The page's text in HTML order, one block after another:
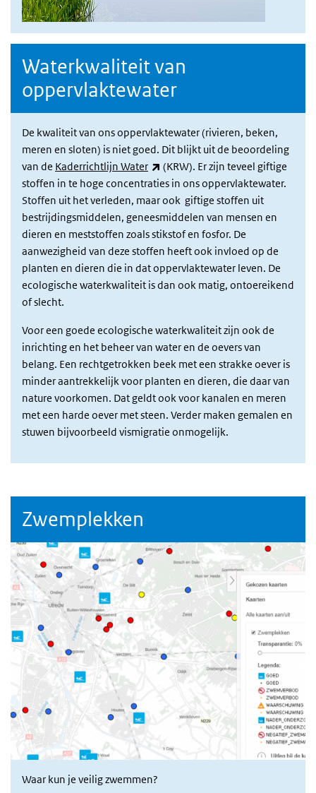
Waterkwaliteit van
oppervlaktewater
De kwaliteit van ons oppervlaktewater (rivieren, beken,
meren en sloten) is niet goed. Dit blijkt uit de beoordeling
van de Kaderrichtlijn Water (externe link)
(KRW). Er zijn teveel giftige
stoffen in te hoge concentraties in ons oppervlaktewater.
Stoffen uit het verleden, maar ook giftige stoffen uit
bestrijdingsmiddelen, geneesmiddelen van mensen en
dieren en meststoffen zoals stikstof en fosfor. De
aanwezigheid van deze stoffen heeft ook invloed op de
planten en dieren die in dat oppervlaktewater leven. De
ecologische waterkwaliteit is dan ook matig, ontoereikend
of slecht.
Voor een goede ecologische waterkwaliteit zijn ook de
inrichting en het beheer van water en de oevers van
belang. Een rechtgetrokken beek met een strakke oever is
minder aantrekkelijk voor planten en dieren, die daar van
nature voorkomen. Dat geldt ook voor kanalen en meren
met een harde oever met steen. Verder maken gemalen en
stuwen bijvoorbeeld vismigratie onmogelijk.
Zwemplekken
Waar kun je veilig zwemmen?